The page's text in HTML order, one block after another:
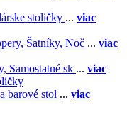
stoličky ... viac
Šatníky, Noč ... viac
Samostatné sk ... viac
barové stol ... viac